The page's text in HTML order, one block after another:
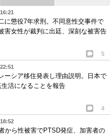
に懲役7年求刑。不同意性交事件で
害女性が裁判に出廷、深刻な被害告
5
ーシア移住発表し理由説明。日本で
活になることを報告
4
から性被害でPTSD発症、加害者の